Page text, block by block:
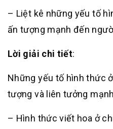
– Liệt kê những yếu tố
ấn tượng mạnh đến
Lời giải chi tiết:
Những yếu tố hình thức
tượng và liên tưởng
– Hình thức viết hoa ở